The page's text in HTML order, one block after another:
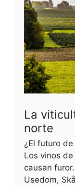
La
norte
¿El futuro
Los vinos
causan
Usedom,